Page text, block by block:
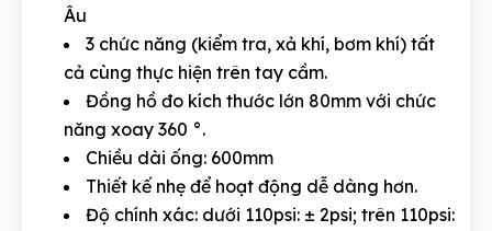
Âu
3 chức năng (kiểm tra, xả khí, bơm khí) tất
cả cùng thực hiện trên tay cầm.
Đồng hồ đo kích thước lớn 80mm với chức
năng xoay 360 °.
Chiều dài ống: 600mm
Thiết kế nhẹ để hoạt động dễ dàng hơn.
Độ chính xác: dưới 110psi: ± 2psi; trên 110psi: